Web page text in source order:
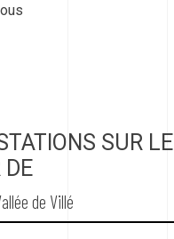
SUR LE
DE
de Villé